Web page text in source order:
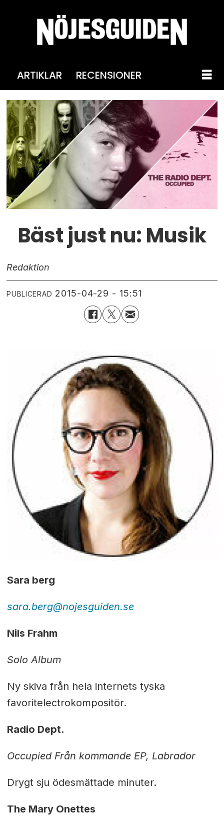
ARTIKLAR RECENSIONER
Bäst just nu: Musik
Redaktion
PUBLICERAD 2015-04-29 - 15:51
Sara berg
sara.berg@nojesguiden.se
Nils Frahm
Solo Album
Ny skiva från hela internets tyska
favoritelectrokompositör.
Radio Dept.
Occupied Från kommande EP, Labrador
Drygt sju ödesmättade minuter.
The Mary Onettes